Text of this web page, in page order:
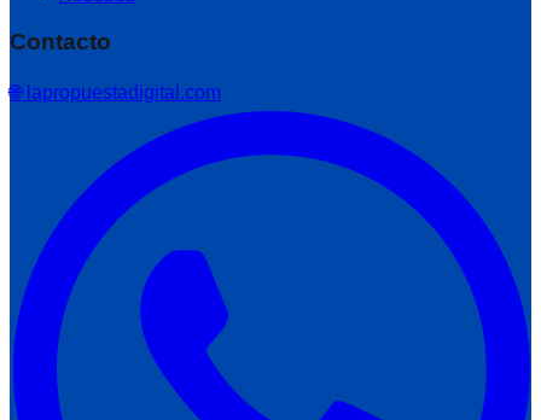
Contacto
🌐 lapropuestadigital.com